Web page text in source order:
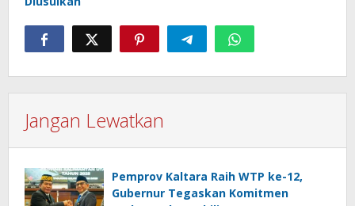
Jangan Lewatkan
Pemprov Kaltara Raih WTP ke-12,
Gubernur Tegaskan Komitmen